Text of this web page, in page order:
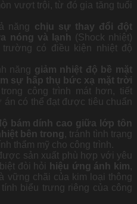
vượt trội, từ đó gia tăng tuổi
năng chịu sự thay đổi đột
nóng và lạnh (Shock nhiệt)
có điều kiện nhiệt độ
năng giảm nhiệt độ bề mặt
sự hấp thụ bức xạ mặt trời
công trình mát hơn, tiết
án có thể đạt được tiêu chuẩn
bám dính cao giữa lớp tôn
bên trong , tránh tình trạng
thẩm mỹ cho công trình.
sản xuất phù hợp với yêu
đòi hỏi
hiệu ứng ánh kim,
vững chãi của kim loại thông
biểu trưng riêng của công